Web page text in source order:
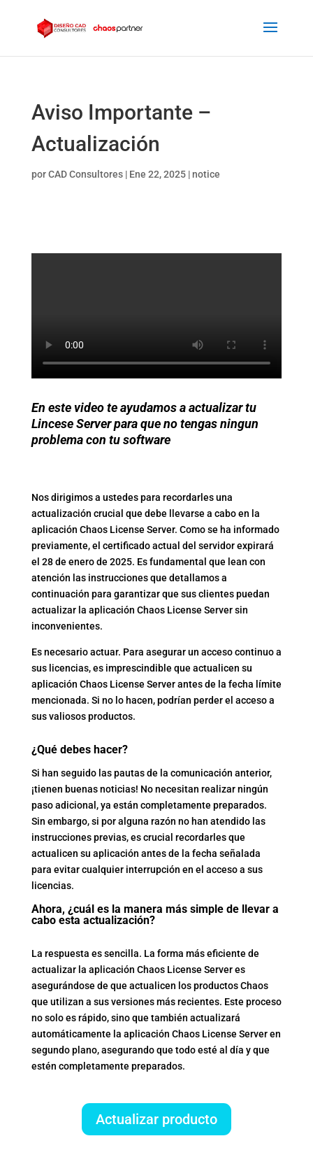
Aviso Importante –
Actualización
porCAD Consultores| Ene 22, 2025|notice
En este video te ayudamos a actualizar tu
Lincese Server para que no tengas ningun
problema con tu software
Nos dirigimos a ustedes para recordarles una
actualización crucial que debe llevarse a cabo en la
aplicación Chaos License Server. Como se ha informado
previamente, el certificado actual del servidor expirará
el 28 de enero de 2025. Es fundamental que lean con
atención las instrucciones que detallamos a
continuación para garantizar que sus clientes puedan
actualizar la aplicación Chaos License Server sin
inconvenientes.
Es necesario actuar. Para asegurar un acceso continuo a
sus licencias, es imprescindible que actualicen su
aplicación Chaos License Server antes de la fecha límite
mencionada. Si no lo hacen, podrían perder el acceso a
sus valiosos productos.
¿Qué debes hacer?
Si han seguido las pautas de la comunicación anterior,
¡tienen buenas noticias! No necesitan realizar ningún
paso adicional, ya están completamente preparados.
Sin embargo, si por alguna razón no han atendido las
instrucciones previas, es crucial recordarles que
actualicen su aplicación antes de la fecha señalada
para evitar cualquier interrupción en el acceso a sus
licencias.
Ahora, ¿cuál es la manera más simple de llevar a
cabo esta actualización?
La respuesta es sencilla. La forma más eficiente de
actualizar la aplicación Chaos License Server es
asegurándose de que actualicen los productos Chaos
que utilizan a sus versiones más recientes. Este proceso
no solo es rápido, sino que también actualizará
automáticamente la aplicación Chaos License Server en
segundo plano, asegurando que todo esté al día y que
estén completamente preparados.
Actualizar producto